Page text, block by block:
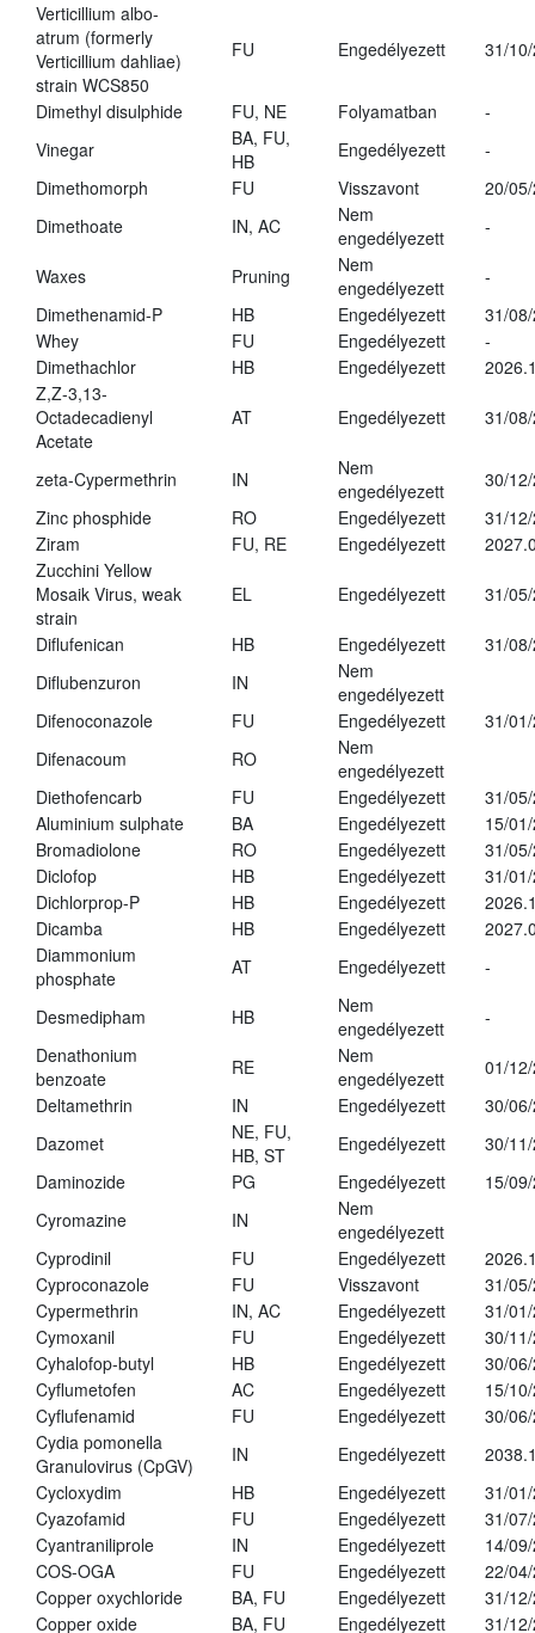
Verticillium albo-
atrum (formerly
Verticillium dahliae)
strain WCS850
FU Engedélyezett 31/
Dimethyl disulphide FU, NE Folyamatban
-
Vinegar
BA, FU,
HB
Engedélyezett
-
Dimethomorph
FU Visszavont
20/
Dimethoate
IN, AC
Nem
engedélyezett
-
Waxes Pruning
Nem
engedélyezett
-
Dimethenamid-P
HB Engedélyezett
31/
Whey
FU Engedélyezett
-
Dimethachlor
HB Engedélyezett
Z,Z-3,13-
Octadecadienyl
Acetate
AT Engedélyezett 31/
zeta-Cypermethrin IN
Nem
engedélyezett
30/
Zinc phosphide
RO Engedélyezett
31/
Ziram
FU, RE Engedélyezett
Zucchini Yellow
Mosaik Virus, weak
strain
EL Engedélyezett 31/
Diflufenican HB Engedélyezett
31/
Diflubenzuron
IN
Nem
engedélyezett
Difenoconazole
FU Engedélyezett
31/
Difenacoum
RO
Nem
engedélyezett
Diethofencarb
FU Engedélyezett
31/
Aluminium sulphate
BA Engedélyezett
15/
Bromadiolone
RO Engedélyezett
31/
Diclofop
HB Engedélyezett
31/
Dichlorprop-P
HB Engedélyezett
Dicamba
HB Engedélyezett
Diammonium
phosphate
AT Engedélyezett -
Desmedipham HB
Nem
engedélyezett
-
Denathonium
benzoate
RE
Nem
engedélyezett
01/
Deltamethrin
IN Engedélyezett
30/
Dazomet
NE, FU,
HB, ST
Engedélyezett
30/
Daminozide
PG Engedélyezett
15/
Cyromazine
IN
Nem
engedélyezett
Cyprodinil
FU Engedélyezett
Cyproconazole
FU Visszavont
31/
Cypermethrin
IN, AC Engedélyezett
31/
Cymoxanil
FU Engedélyezett
30/
Cyhalofop-butyl
HB Engedélyezett
30/
Cyflumetofen
AC Engedélyezett
15/
Cyflufenamid
FU Engedélyezett
30/
Cydia pomonella
Granulovirus (CpGV)
IN Engedélyezett
Cycloxydim
HB Engedélyezett
31/
Cyazofamid
FU Engedélyezett
31/
Cyantraniliprole
IN Engedélyezett
14/
COS-OGA
FU Engedélyezett
22/
Copper oxychloride
BA, FU Engedélyezett
31/
Copper oxide
BA, FU Engedélyezett
31/